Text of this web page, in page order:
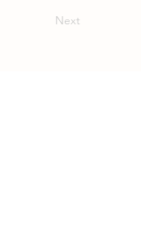
Next